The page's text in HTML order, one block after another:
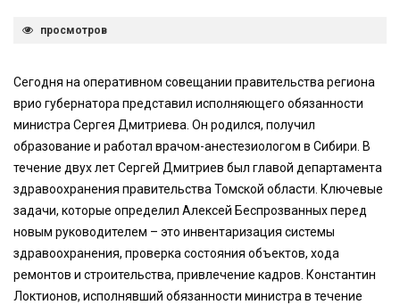
просмотров
Сегодня на оперативном совещании правительства региона
врио губернатора представил исполняющего обязанности
министра Сергея Дмитриева. Он родился, получил
образование и работал врачом-анестезиологом в Сибири. В
течение двух лет Сергей Дмитриев был главой департамента
здравоохранения правительства Томской области. Ключевые
задачи, которые определил Алексей Беспрозванных перед
новым руководителем – это инвентаризация системы
здравоохранения, проверка состояния объектов, хода
ремонтов и строительства, привлечение кадров. Константин
Локтионов, исполнявший обязанности министра в течение